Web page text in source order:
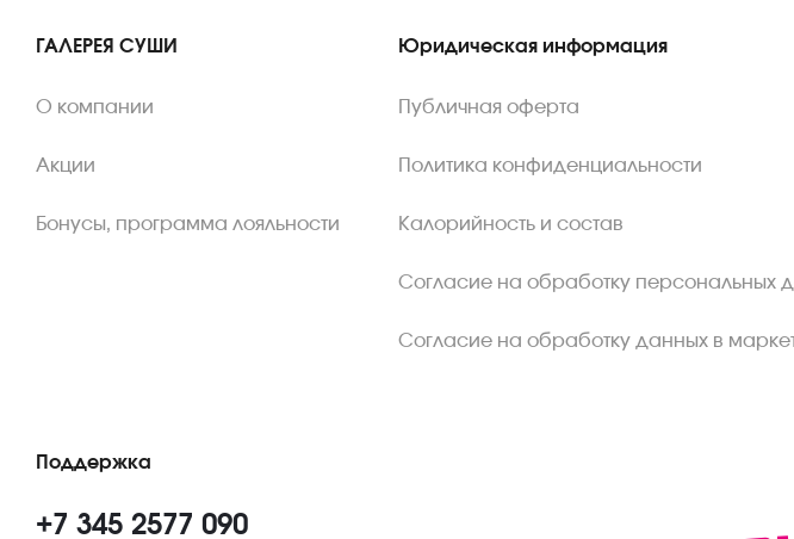
ГАЛЕРЕЯ СУШИ
О компании
Акции
Бонусы, программа лояльности
Юридическая информация
Публичная оферта
Политика конфиденциальности
Калорийность и состав
Согласие на обработку персональных
Согласие на обработку данных в
Поддержка
+7 345 2577 090